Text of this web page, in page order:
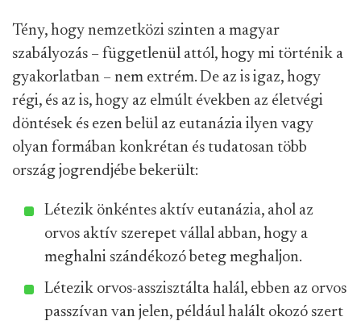
Tény, hogy nemzetközi szinten a magyar
szabályozás – függetlenül attól, hogy mi történik a
gyakorlatban – nem extrém. De az is igaz, hogy
régi, és az is, hogy az elmúlt években az életvégi
döntések és ezen belül az eutanázia ilyen vagy
olyan formában konkrétan és tudatosan több
ország jogrendjébe bekerült:
Létezik önkéntes aktív eutanázia, ahol az
orvos aktív szerepet vállal abban, hogy a
meghalni szándékozó beteg meghaljon.
Létezik orvos-asszisztálta halál, ebben az orvos
passzívan van jelen, például halált okozó szert